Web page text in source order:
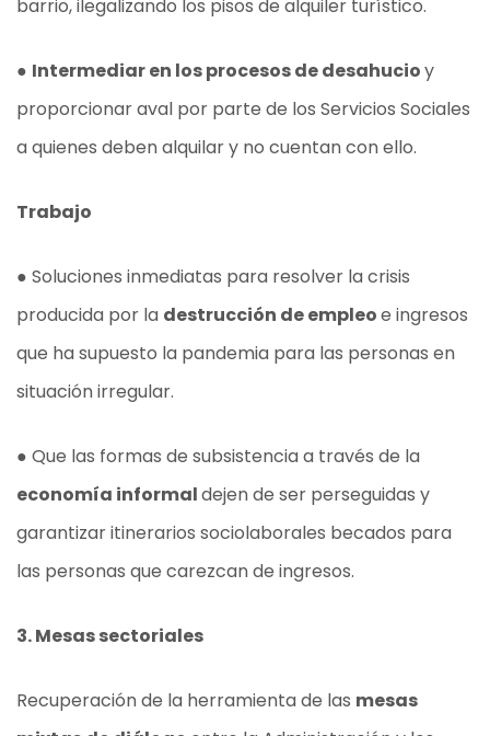
barrio, ilegalizando los pisos de alquiler turístico.
● Intermediar en los procesos de desahucioy
proporcionar aval por parte de los Servicios Sociales
a quienes deben alquilar y no cuentan con ello.
Trabajo
● Soluciones inmediatas para resolver la crisis
producida por la destrucción de empleoe ingresos
que ha supuesto la pandemia para las personas en
situación irregular.
● Que las formas de subsistencia a través de la
economía informaldejen de ser perseguidas y
garantizar itinerarios sociolaborales becados para
las personas que carezcan de ingresos.
3. Mesas sectoriales
Recuperación de la herramienta de las mesas